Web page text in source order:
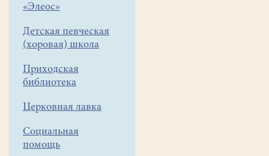
«Элеос»
Детская певческая
(хоровая) школа
Приходская
библиотека
Церковная лавка
Социальная
помощь